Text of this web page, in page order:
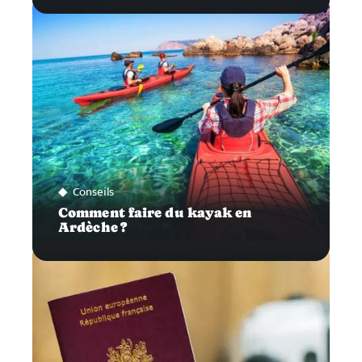
Conseils
Comment faire du kayak en
Ardèche ?